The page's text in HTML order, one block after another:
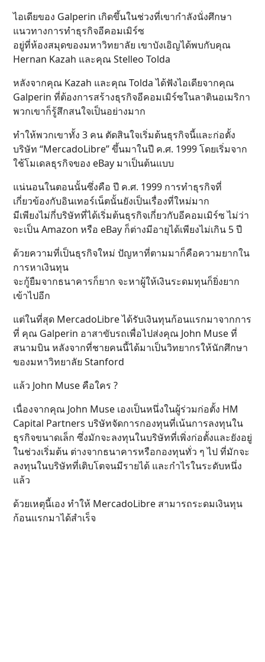
ไอเดียของ Galperin เกิดขึ้นในช่วงที่เขากำลังนั่งศึกษา
แนวทางการทำธุรกิจอีคอมเมิร์ซ
อยู่ที่ห้องสมุดของมหาวิทยาลัย เขาบังเอิญได้พบกับคุณ
Hernan Kazah และคุณ Stelleo Tolda
หลังจากคุณ Kazah และคุณ Tolda ได้ฟังไอเดียจากคุณ
Galperin ที่ต้องการสร้างธุรกิจอีคอมเมิร์ซในลาตินอเมริกา
พวกเขาก็รู้สึกสนใจเป็นอย่างมาก
ทำให้พวกเขาทั้ง 3 คน ตัดสินใจเริ่มต้นธุรกิจนี้และก่อตั้ง
บริษัท “MercadoLibre” ขึ้นมาในปี ค.ศ. 1999 โดยเริ่มจาก
ใช้โมเดลธุรกิจของ eBay มาเป็นต้นแบบ
แน่นอนในตอนนั้นซึ่งคือ ปี ค.ศ. 1999 การทำธุรกิจที่
เกี่ยวข้องกับอินเทอร์เน็ตนั้นยังเป็นเรื่องที่ใหม่มาก
มีเพียงไม่กี่บริษัทที่ได้เริ่มต้นธุรกิจเกี่ยวกับอีคอมเมิร์ซ ไม่ว่า
จะเป็น Amazon หรือ eBay ก็ต่างมีอายุได้เพียงไม่เกิน 5 ปี
ด้วยความที่เป็นธุรกิจใหม่ ปัญหาที่ตามมาก็คือความยากใน
การหาเงินทุน
จะกู้ยืมจากธนาคารก็ยาก จะหาผู้ให้เงินระดมทุนก็ยิ่งยาก
เข้าไปอีก
แต่ในที่สุด MercadoLibre ได้รับเงินทุนก้อนแรกมาจากการ
ที่ คุณ Galperin อาสาขับรถเพื่อไปส่งคุณ John Muse ที่
สนามบิน หลังจากที่ชายคนนี้ได้มาเป็นวิทยากรให้นักศึกษา
ของมหาวิทยาลัย Stanford
แล้ว John Muse คือใคร ?
เนื่องจากคุณ John Muse เองเป็นหนึ่งในผู้ร่วมก่อตั้ง HM
Capital Partners บริษัทจัดการกองทุนที่เน้นการลงทุนใน
ธุรกิจขนาดเล็ก ซึ่งมักจะลงทุนในบริษัทที่เพิ่งก่อตั้งและยังอยู่
ในช่วงเริ่มต้น ต่างจากธนาคารหรือกองทุนทั่ว ๆ ไป ที่มักจะ
ลงทุนในบริษัทที่เติบโตจนมีรายได้ และกำไรในระดับหนึ่ง
แล้ว
ด้วยเหตุนี้เอง ทำให้ MercadoLibre สามารถระดมเงินทุน
ก้อนแรกมาได้สำเร็จ